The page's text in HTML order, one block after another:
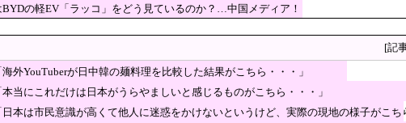
早大生が関与か 大学が異例の注意喚起
ウォン払えって？国民が殺到するはずが、NAVER結局有料化」→「見ないから大丈夫」
成績、漫画でもこうはならない」
実に」日本の高校生の様子に「青春」「うらやましい」[8/8]
おばあちゃん、半数以上がSNSを使いこなしていたｗｗｗｗｗ
BYDの軽EV「ラッコ」をどう見ているのか？…中国メディア！
[記
外YouTuberが日中韓の麺料理を比較した結果がこちら・・・」
当にこれだけは日本がうらやましいと感じるものがこちら・・・」
本は市民意識が高くて他人に迷惑をかけないというけど、実際の現地の様子がこち